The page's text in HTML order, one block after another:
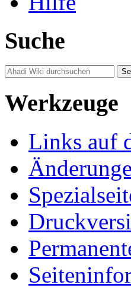
Suche
Werkzeuge
Links auf